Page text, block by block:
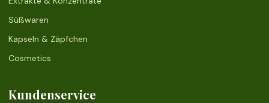
Süßwaren
Kapseln & Zäpfchen
Cosmetics
Kundenservice